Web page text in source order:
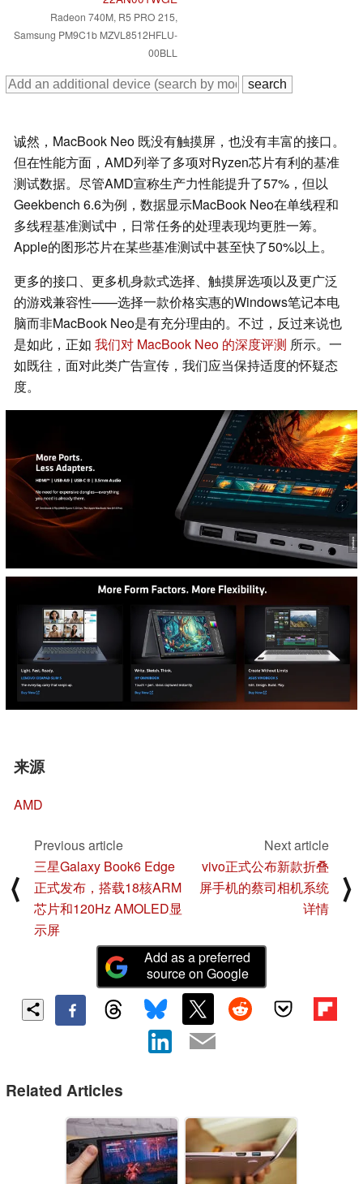
Radeon 740M, R5 PRO 215,
Samsung PM9C1b MZVL8512HFLU-
00BLL
诚然，MacBook Neo 既没有触摸屏，也没有丰富的接口。
但在性能方面，AMD列举了多项对Ryzen芯片有利的基准
测试数据。尽管AMD宣称生产力性能提升了57%，但以
Geekbench 6.6为例，数据显示MacBook Neo在单线程和
多线程基准测试中，日常任务的处理表现均更胜一筹。
Apple的图形芯片在某些基准测试中甚至快了50%以上。
更多的接口、更多机身款式选择、触摸屏选项以及更广泛
的游戏兼容性——选择一款价格实惠的Windows笔记本电
脑而非MacBook Neo是有充分理由的。不过，反过来说也
是如此，正如 我们对 MacBook Neo 的深度评测 所示。一
如既往，面对此类广告宣传，我们应当保持适度的怀疑态
度。
来源
AMD
⟨
Previous article
三星Galaxy Book6 Edge
正式发布，搭载18核ARM
芯片和120Hz AMOLED显
示屏
Next article
vivo正式公布新款折叠
屏手机的蔡司相机系统
详情
⟩
Add as a preferred
source on Google
Related Articles